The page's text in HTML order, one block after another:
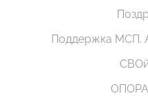
Поддержка МСП.